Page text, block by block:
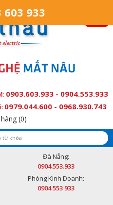
MẮT NÂU
0903.603.933 - 0904.553.933
0979.044.600 - 0968.930.743
(0)
Đà Nẵng:
0904.553.933
Phòng Kinh Doanh:
0904 553 933
603 933